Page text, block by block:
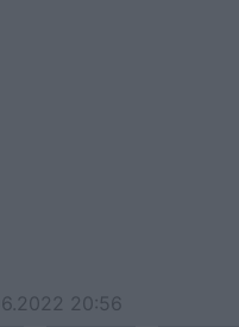
20:56